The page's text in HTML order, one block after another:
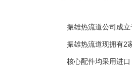
振雄热流道公司成
振雄热流道现拥有2
核心配件均采用进